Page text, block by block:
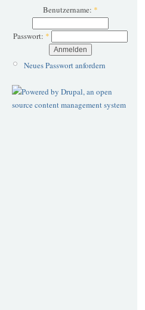
Benutzername: *
Passwort: *
Neues Passwort anfordern